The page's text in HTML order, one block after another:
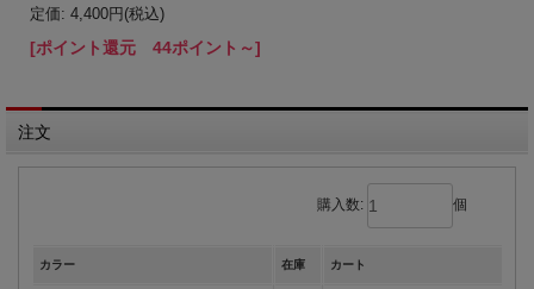
定価: 4,400円(税込)
[ポイント還元 44ポイント～]
注文
購入数: 個
カラー 在庫 カート